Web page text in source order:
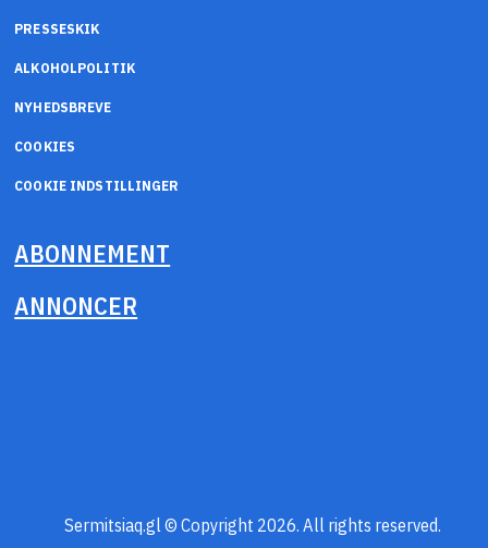
PRESSESKIK
ALKOHOLPOLITIK
NYHEDSBREVE
COOKIES
COOKIE INDSTILLINGER
ABONNEMENT
ANNONCER
Sermitsiaq.gl © Copyright 2026. All rights reserved.